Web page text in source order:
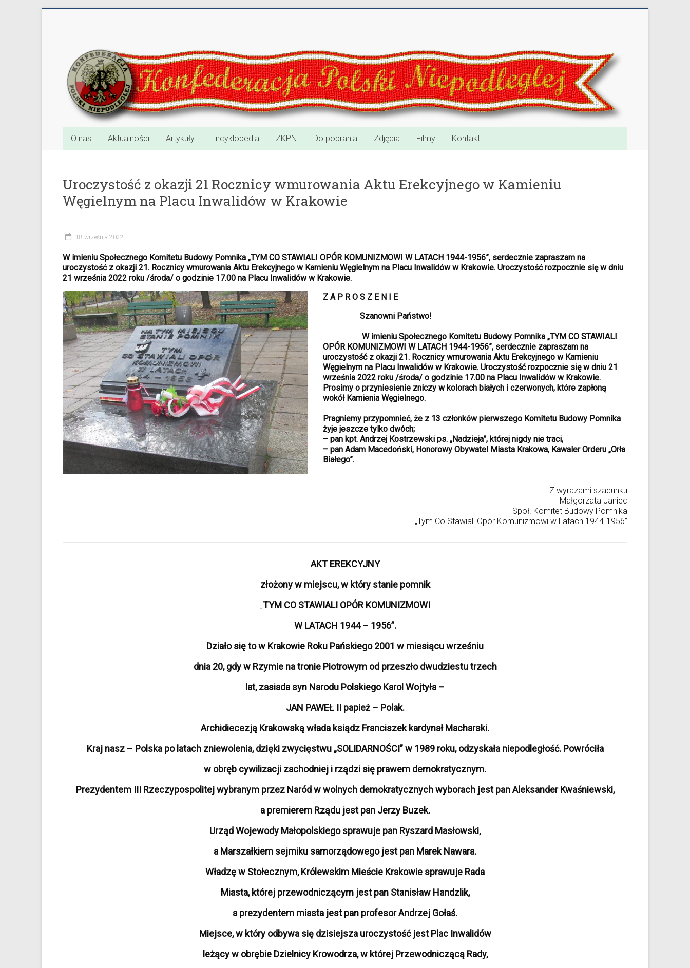
Polski
Niepodległej
40
służbie
O nas Aktualności Artykuły Encyklopedia ZKPN Do pobrania Zdjęcia Filmy Kontakt
Uroczystość z okazji 21 Rocznicy wmurowania Aktu Erekcyjnego w Kamieniu
Węgielnym na Placu Inwalidów w Krakowie
18 września 2022
W imieniu Społecznego Komitetu Budowy Pomnika „TYM CO STAWIALI OPÓR KOMUNIZMOWI W LATACH 1944-1956”, serdecznie zapraszam na
uroczystość z okazji 21. Rocznicy wmurowania Aktu Erekcyjnego w Kamieniu Węgielnym na Placu Inwalidów w Krakowie. Uroczystość rozpocznie się w dniu
21 września 2022 roku /środa/ o godzinie 17.00 na Placu Inwalidów w Krakowie.
Z A P R O S Z E N I E
Szanowni Państwo!
W imieniu Społecznego Komitetu Budowy Pomnika „TYM CO STAWIALI
OPÓR KOMUNIZMOWI W LATACH 1944-1956”, serdecznie zapraszam na
uroczystość z okazji 21. Rocznicy wmurowania Aktu Erekcyjnego w Kamieniu
Węgielnym na Placu Inwalidów w Krakowie. Uroczystość rozpocznie się w dniu 21
września 2022 roku /środa/ o godzinie 17.00 na Placu Inwalidów w Krakowie.
Prosimy o przyniesienie zniczy w kolorach białych i czerwonych, które zapłoną
wokół Kamienia Węgielnego.
Pragniemy przypomnieć, że z 13 członków pierwszego Komitetu Budowy Pomnika
żyje jeszcze tylko dwóch;
– pan kpt. Andrzej Kostrzewski ps. „Nadzieja”, której nigdy nie traci,
– pan Adam Macedoński, Honorowy Obywatel Miasta Krakowa, Kawaler Orderu „Orła
Białego”.
Z wyrazami szacunku
Małgorzata Janiec
Społ. Komitet Budowy Pomnika
„Tym Co Stawiali Opór Komunizmowi w Latach 1944-1956”
AKT EREKCYJNY
złożony w miejscu, w który stanie pomnik
„TYM CO STAWIALI OPÓR KOMUNIZMOWI
W LATACH 1944 – 1956”.
Działo się to w Krakowie Roku Pańskiego 2001 w miesiącu wrześniu
dnia 20, gdy w Rzymie na tronie Piotrowym od przeszło dwudziestu trzech
lat, zasiada syn Narodu Polskiego Karol Wojtyła –
JAN PAWEŁ II papież – Polak.
Archidiecezją Krakowską włada ksiądz Franciszek kardynał Macharski.
Kraj nasz – Polska po latach zniewolenia, dzięki zwycięstwu „SOLIDARNOŚCI” w 1989 roku, odzyskała niepodległość. Powróciła
w obręb cywilizacji zachodniej i rządzi się prawem demokratycznym.
Prezydentem III Rzeczypospolitej wybranym przez Naród w wolnych demokratycznych wyborach jest pan Aleksander Kwaśniewski,
a premierem Rządu jest pan Jerzy Buzek.
Urząd Wojewody Małopolskiego sprawuje pan Ryszard Masłowski,
a Marszałkiem sejmiku samorządowego jest pan Marek Nawara.
Władzę w Stołecznym, Królewskim Mieście Krakowie sprawuje Rada
Miasta, której przewodniczącym jest pan Stanisław Handzlik,
a prezydentem miasta jest pan profesor Andrzej Gołaś.
Miejsce, w który odbywa się dzisiejsza uroczystość jest Plac Inwalidów
leżący w obrębie Dzielnicy Krowodrza, w której Przewodniczącą Rady,